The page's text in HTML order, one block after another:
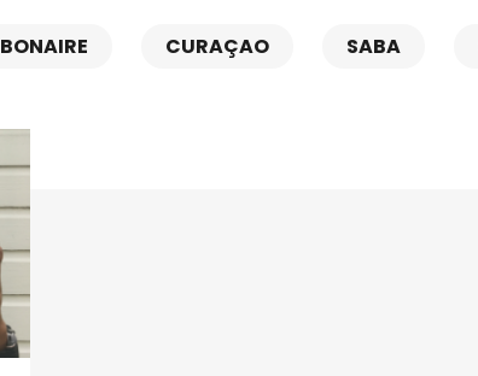
BONAIRE CURAÇAO SABA